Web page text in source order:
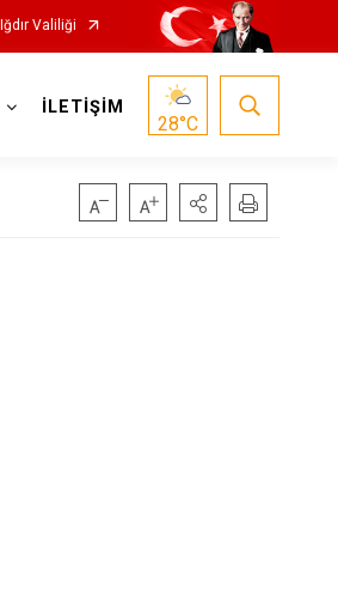
Iğdır Valiliği
İLETİŞİM
28°C